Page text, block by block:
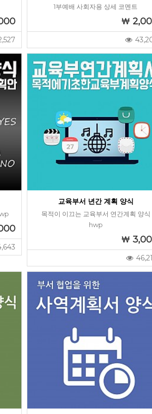
1부예배 사회자용 상세 코멘트
교육부서 년간 계획 양식
목적이 이끄는 교육부서 연간계획 양식
hwp